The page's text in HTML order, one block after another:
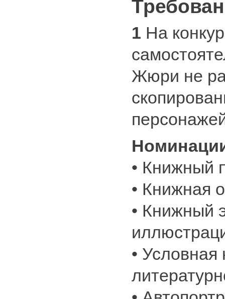
1 На
Жюри не
• Книжный
• Книжная
• Книжный
• Условная